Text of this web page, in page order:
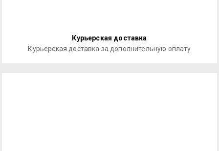
Курьерская доставка
Курьерская доставка за дополнительную оплату